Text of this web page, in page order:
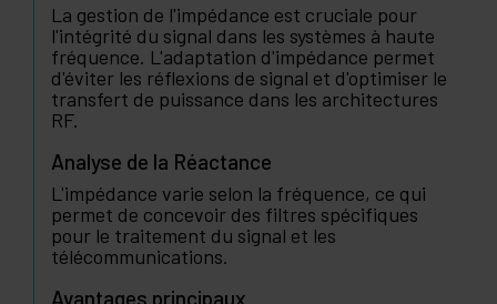
La gestion de l'impédance est cruciale pour
l'intégrité du signal dans les systèmes à haute
fréquence. L'adaptation d'impédance permet
d'éviter les réflexions de signal et d'optimiser le
transfert de puissance dans les architectures
RF.
Analyse de la Réactance
L'impédance varie selon la fréquence, ce qui
permet de concevoir des filtres spécifiques
pour le traitement du signal et les
télécommunications.
Avantages principaux